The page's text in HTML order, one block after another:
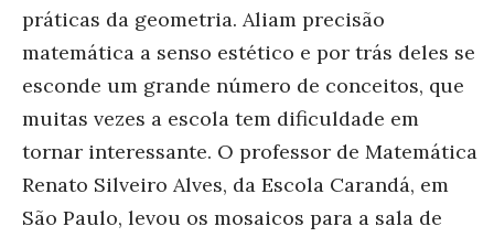
práticas da geometria. Aliam precisão
matemática a senso estético e por trás deles se
esconde um grande número de conceitos, que
muitas vezes a escola tem dificuldade em
tornar interessante. O professor de Matemática
Renato Silveiro Alves, da Escola Carandá, em
São Paulo, levou os mosaicos para a sala de